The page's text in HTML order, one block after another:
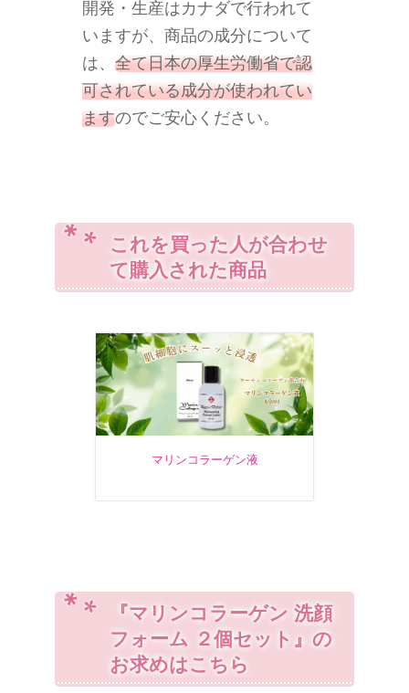
開発・生産はカナダで行われて
いますが、商品の成分について
は、 全て日本の厚生労働省で認
可されている成分が使われてい
ますのでご安心ください。
これを買った人が合わせ
て購入された商品
マリンコラーゲン液
『マリンコラーゲン 洗顔
フォーム ２個セット』の
お求めはこちら